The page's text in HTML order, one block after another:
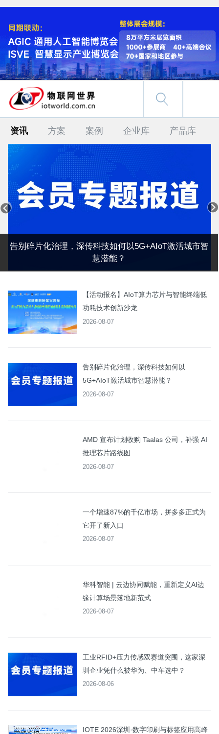
资讯 方案 案例 企业库 产品库
告别碎片化治理，深传科技如何以5G+AIoT激活城市智
慧潜能？
 
【活动报名】AIoT算力芯片与智能终端低
功耗技术创新沙龙
2026-08-07
告别碎片化治理，深传科技如何以
5G+AIoT激活城市智慧潜能？
2026-08-07
AMD 宣布计划收购 Taalas 公司，补强 AI
推理芯片路线图
2026-08-07
一个增速87%的千亿市场，拼多多正式为
它开了新入口
2026-08-07
华科智能 | 云边协同赋能，重新定义AI边
缘计算场景落地新范式
2026-08-07
工业RFID+压力传感双赛道突围，这家深
圳企业凭什么被华为、中车选中？
2026-08-06
IOTE 2026深圳·数字印刷与标签应用高峰